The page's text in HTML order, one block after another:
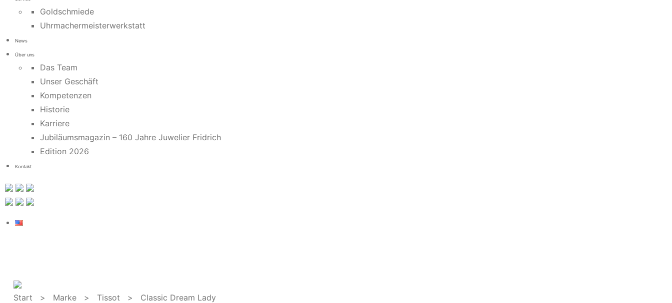
Goldschmiede
Uhrmachermeisterwerkstatt
News
Über uns
Das Team
Unser Geschäft
Kompetenzen
Historie
Karriere
Jubiläumsmagazin – 160 Jahre Juwelier Fridrich
Edition 2026
Kontakt
Start > Marke> Tissot > Classic Dream Lady